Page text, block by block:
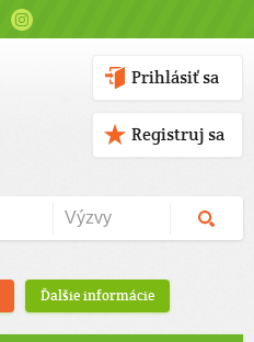
Prihlásiť sa
Registruj sa
Ďalšie informácie